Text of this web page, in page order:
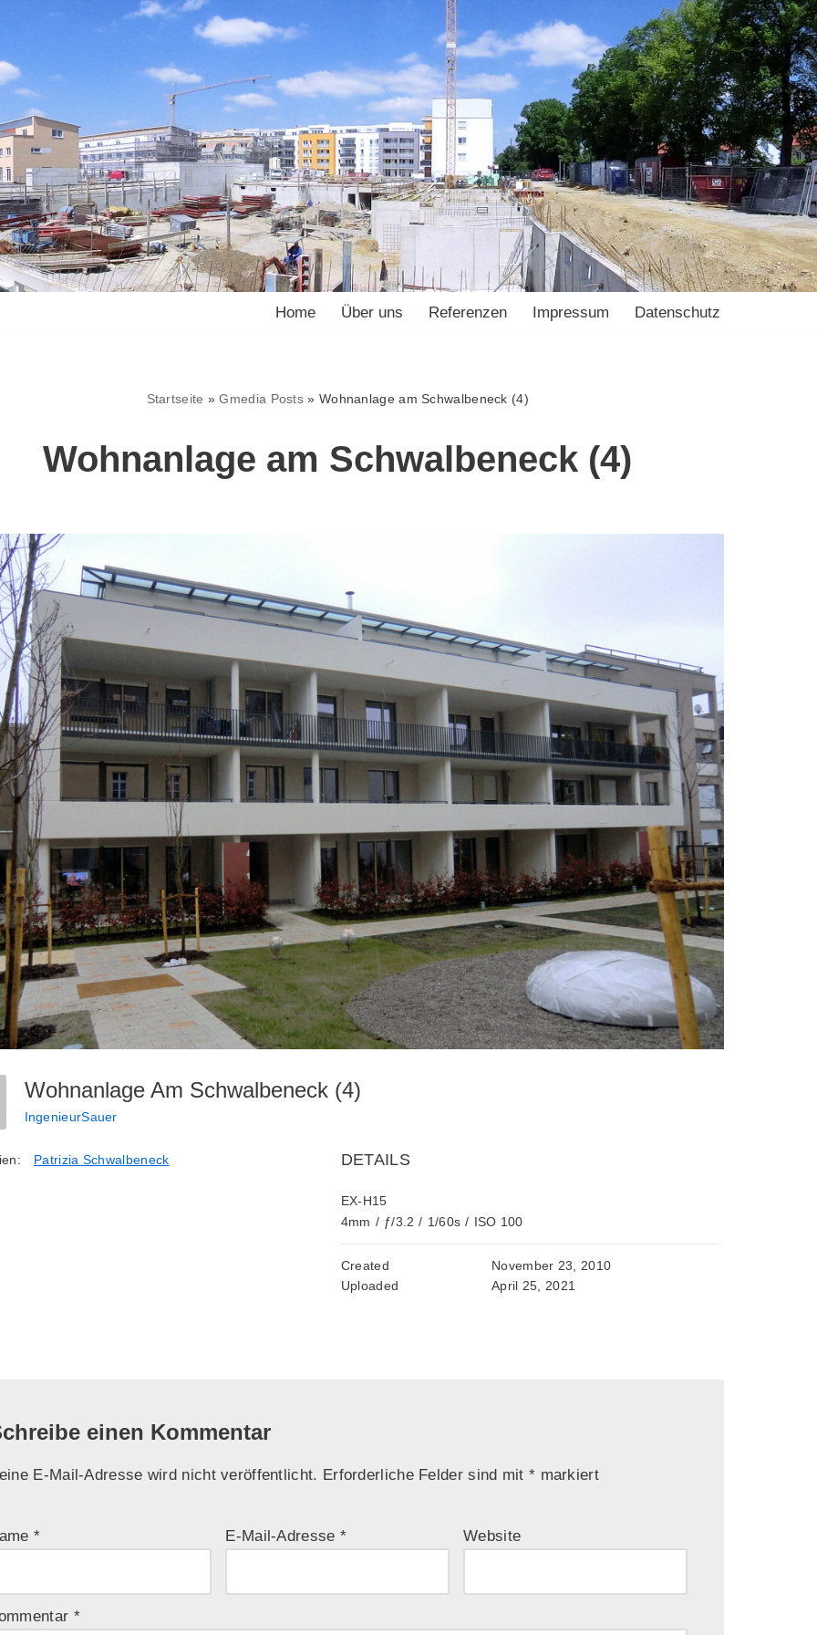
Home Über uns Referenzen Impressum Datenschutz
Startseite »Gmedia Posts » Wohnanlage am Schwalbeneck (4)
Wohnanlage am Schwalbeneck (4)
Wohnanlage Am Schwalbeneck (4)
IngenieurSauer
Patrizia Schwalbeneck DETAILS
EX-H15
4mm / ƒ/3.2 / 1/60s / ISO 100
Created
November 23, 2010
Uploaded
April 25, 2021
einen Kommentar
E-Mail-Adresse wird nicht veröffentlicht. Erforderliche Felder sind mit * markiert
* E-Mail-Adresse * Website
*